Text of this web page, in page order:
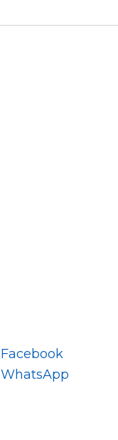
Facebook
WhatsApp